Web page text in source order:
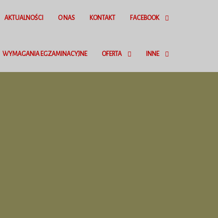
AKTUALNOŚCI O NAS KONTAKT FACEBOOK
WYMAGANIA EGZAMINACYJNE OFERTA INNE